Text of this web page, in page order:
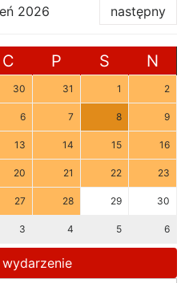
2026 następny
C P S N
30 31 1 2
6 7 8 9
13 14 15 16
20 21 22 23
27 28 29 30
3 4 5 6